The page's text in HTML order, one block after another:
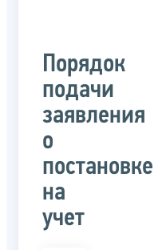
Порядок
подачи
заявления
о
постановке
на
учет